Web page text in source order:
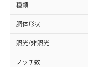
種類
胴体形状
照光/非照光
ノッチ数